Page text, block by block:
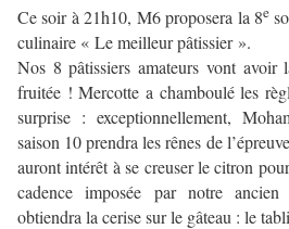
Ce soir à 21h10, M6 proposera la 8e
culinaire « Le meilleur pâtissier ».
Nos 8 pâtissiers amateurs vont avoir
fruitée ! Mercotte a chamboulé les
surprise : exceptionnellement,
saison 10 prendra les rênes de
auront intérêt à se creuser le citron
cadence imposée par notre
obtiendra la cerise sur le gâteau : le